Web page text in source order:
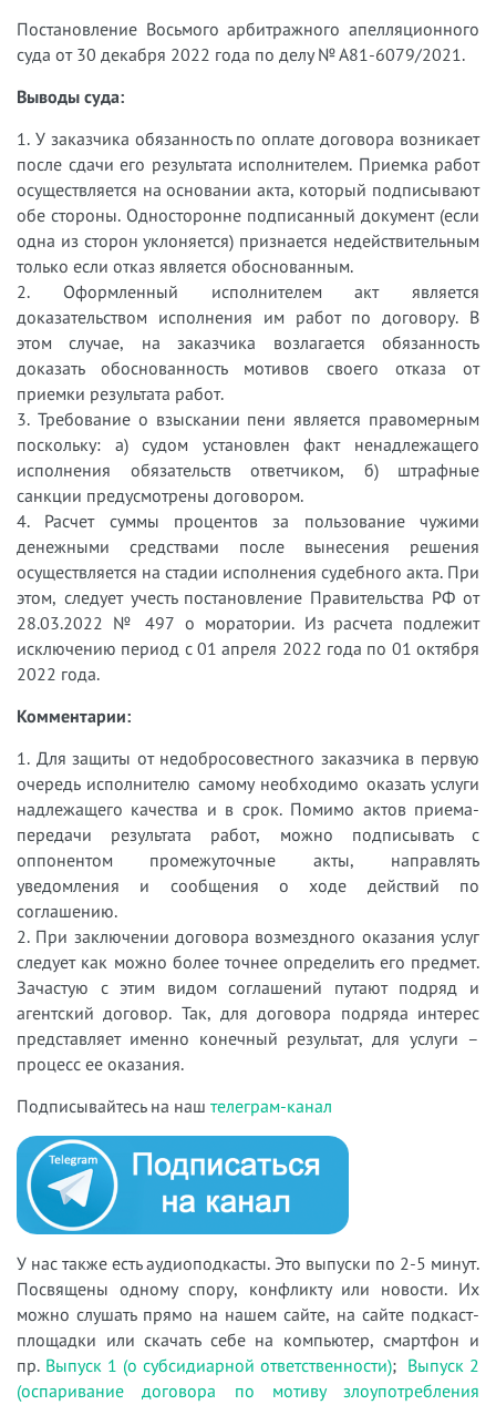
Постановление Восьмого арбитражного апелляционного
суда от 30 декабря 2022 года по делу № А81-6079/2021.
Выводы суда:
1. У заказчика обязанность по оплате договора возникает
после сдачи его результата исполнителем. Приемка работ
осуществляется на основании акта, который подписывают
обе стороны. Односторонне подписанный документ (если
одна из сторон уклоняется) признается недействительным
только если отказ является обоснованным.
2. Оформленный исполнителем акт является
доказательством исполнения им работ по договору. В
этом случае, на заказчика возлагается обязанность
доказать обоснованность мотивов своего отказа от
приемки результата работ.
3. Требование о взыскании пени является правомерным
поскольку: а) судом установлен факт ненадлежащего
исполнения обязательств ответчиком, б) штрафные
санкции предусмотрены договором.
4. Расчет суммы процентов за пользование чужими
денежными средствами после вынесения решения
осуществляется на стадии исполнения судебного акта. При
этом, следует учесть постановление Правительства РФ от
28.03.2022 № 497 о моратории. Из расчета подлежит
исключению период с 01 апреля 2022 года по 01 октября
2022 года.
Комментарии:
1. Для защиты от недобросовестного заказчика в первую
очередь исполнителю самому необходимо оказать услуги
надлежащего качества и в срок. Помимо актов приема-
передачи результата работ, можно подписывать с
оппонентом промежуточные акты, направлять
уведомления и сообщения о ходе действий по
соглашению.
2. При заключении договора возмездного оказания услуг
следует как можно более точнее определить его предмет.
Зачастую с этим видом соглашений путают подряд и
агентский договор. Так, для договора подряда интерес
представляет именно конечный результат, для услуги –
процесс ее оказания.
Подписывайтесь на наш телеграм-канал
У нас также есть аудиоподкасты. Это выпуски по 2-5 минут.
Посвящены одному спору, конфликту или новости. Их
можно слушать прямо на нашем сайте, на сайте подкаст-
площадки или скачать себе на компьютер, смартфон и
пр. Выпуск 1 (о субсидиарной ответственности); Выпуск 2
(оспаривание договора по мотиву злоупотребления